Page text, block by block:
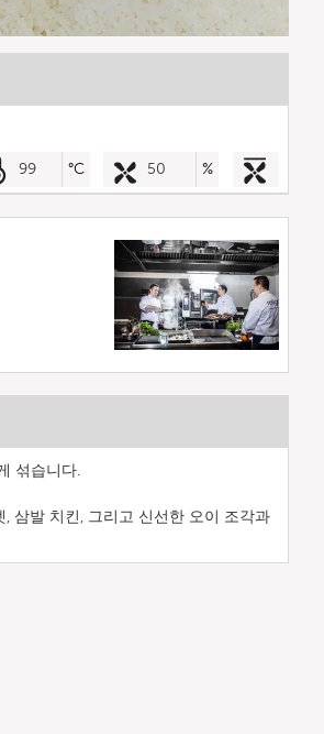
99 °C 50 %
섞습니다.
삼발 치킨, 그리고 신선한 오이 조각과